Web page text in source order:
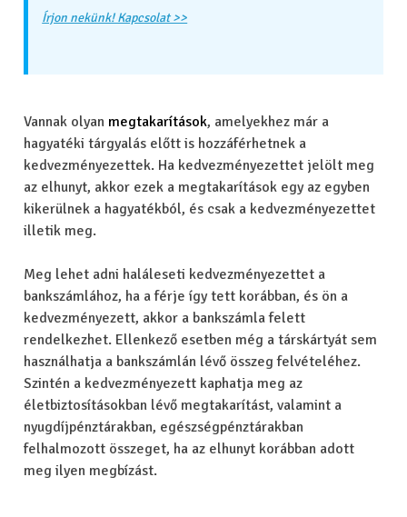
Írjon nekünk! Kapcsolat >>
Vannak olyan megtakarítások, amelyekhez már a
hagyatéki tárgyalás előtt is hozzáférhetnek a
kedvezményezettek. Ha kedvezményezettet jelölt meg
az elhunyt, akkor ezek a megtakarítások egy az egyben
kikerülnek a hagyatékból, és csak a kedvezményezettet
illetik meg.
Meg lehet adni haláleseti kedvezményezettet a
bankszámlához, ha a férje így tett korábban, és ön a
kedvezményezett, akkor a bankszámla felett
rendelkezhet. Ellenkező esetben még a társkártyát sem
használhatja a bankszámlán lévő összeg felvételéhez.
Szintén a kedvezményezett kaphatja meg az
életbiztosításokban lévő megtakarítást, valamint a
nyugdíjpénztárakban, egészségpénztárakban
felhalmozott összeget, ha az elhunyt korábban adott
meg ilyen megbízást.